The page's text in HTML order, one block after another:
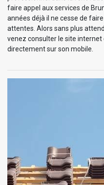
faire appel aux services de
années déjà il ne cesse de
attentes. Alors sans plus
venez consulter le site
directement sur son mobile.